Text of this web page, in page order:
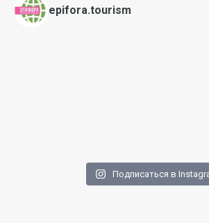
epifora.tourism
Подписаться в